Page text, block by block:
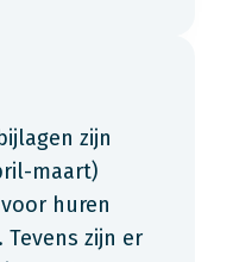
zijn
maart)
huren
Tevens zijn er